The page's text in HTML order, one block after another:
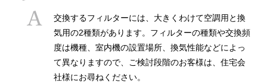
交換するフィルターには、大きくわけて空調用と換
気用の2種類があります。フィルターの種類や交換頻
度は機種、室内機の設置場所、換気性能などによっ
て異なりますので、ご検討段階のお客様は、住宅会
社様にお尋ねください。